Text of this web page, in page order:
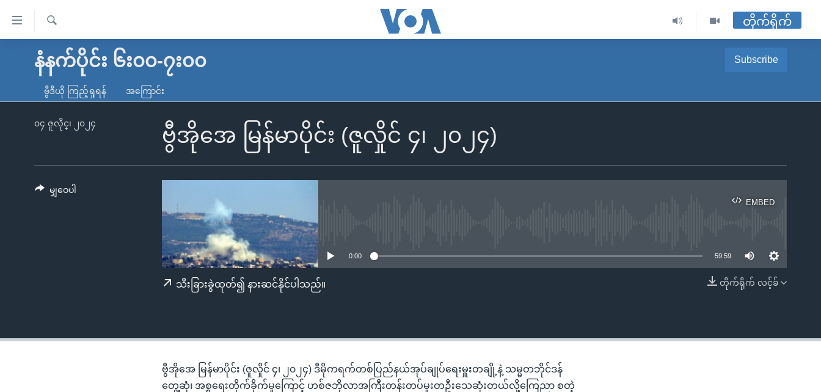
လွယ်ကူ
သည့်
ကျော်
မူလစာမျက်နှာ
ကမ္ဘာ့သတင်းများ
နိုင်ငံတကာ
တရုတ်
အစ္စရေး-ပါလက်စတိုင်း
ရပ်ဝန်းတခု လမ်းတခု အလွန်
အင်္ဂလိပ်စာလေ့လာမယ်
ရ
လာ
တိုက်ရိုက်
နံနက်ပိုင်း ၆း၀၀-၇း၀၀ Subscribe
Apple Podcasts
Spotify
ဗွီဒီယို ကြည့်ရှုရန် အကြောင်း
ဗွီအိုအေ မြန်မာပိုင်း (ဇူလှိုင် ၄၊ ၂၀၂၄)
၀၄ ဇူလိုင္၊ ၂၀၂၄
EMBED
EMBED
0:00 59:59
တိုက်ရိုက် လင့်ခ်
သီးခြားခွဲထုတ်၍ နားဆင်နိုင်ပါသည်။
မျှဝေပါ
ဗွီအိုအေ မြန်မာပိုင်း (ဇူလှိုင် ၄၊ ၂၀၂၄) ဒီမိုကရက်တစ်ပြည်နယ်အုပ်ချုပ်ရေးမှူးတချို့နဲ့ သမ္မတဘိုင်ဒန်
တွေ့ဆုံ၊ အစ္စရေးတိုက်ခိုက်မှုကြောင့် ဟစ်ဇဘိုလာအကြီးတန်းတပ်မှုးတဦးသေဆုံးတယ်လို့ကြေညာ စတဲ့